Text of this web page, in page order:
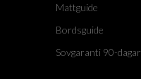
Mattguide
Bordsguide
Sovgaranti 90-dagar